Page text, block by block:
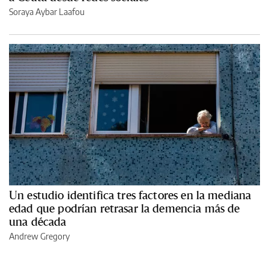
Soraya Aybar Laafou
Un estudio identifica tres factores en la mediana
edad que podrían retrasar la demencia más de
una década
Andrew Gregory